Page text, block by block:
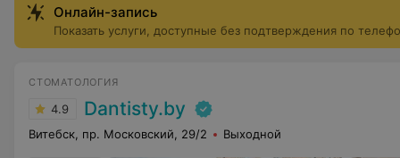
Онлайн-запись
Показать услуги, доступные без подтверждения по
СТОМАТОЛОГИЯ
4.9 Dantisty.by
Витебск, пр. Московский, 29/2 Выходной